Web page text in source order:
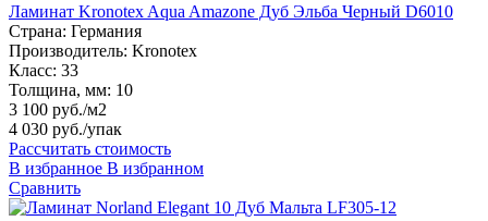
Ламинат Kronotex Aqua Amazone Дуб Эльба Черный D6010
Страна: Германия
Производитель: Kronotex
Класс: 33
Толщина, мм: 10
3 100 руб./м2
4 030 руб./упак
Рассчитать стоимость
В избранное В избранном
Сравнить